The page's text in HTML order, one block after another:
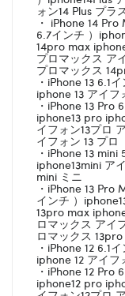
ォン14 Plus プラ
・ iPhone 14
6.7インチ ）
14pro max
プロマックス ア
プロマックス
・iPhone 13 6.1
iphone 13 アイフ
・iPhone 13 Pro
iphone13 pro
イフォン13プロ
イフォン 13 プロ
・iPhone 13 mini
iphone13mini ア
mini ミニ
・iPhone 13 Pro
インチ ）
13pro max
ロマックス アイ
ロマックス
・iPhone 12 6.1
iphone 12 アイフ
・iPhone 12 Pro
iphone12 pro